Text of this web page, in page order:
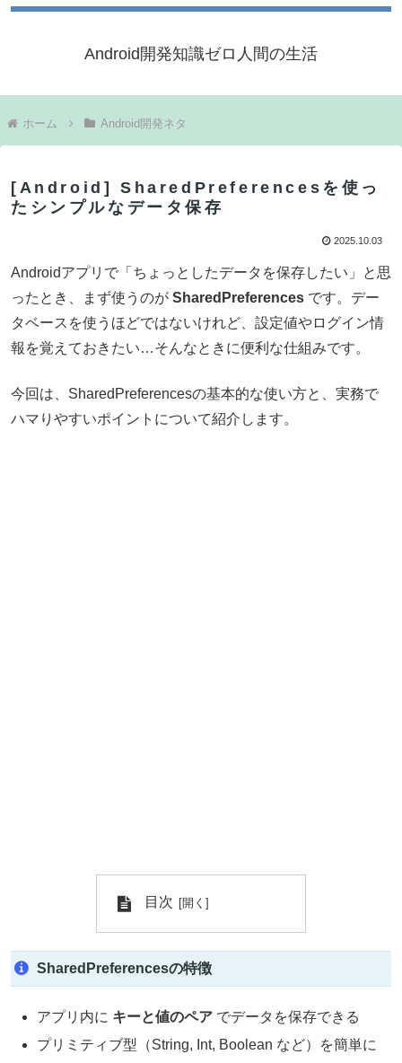
Android開発知識ゼロ人間の生活
ホーム Android開発ネタ
[Android] SharedPreferencesを使っ
たシンプルなデータ保存
2025.10.03
Androidアプリで「ちょっとしたデータを保存したい」と思
ったとき、まず使うのが SharedPreferences です。デー
タベースを使うほどではないけれど、設定値やログイン情
報を覚えておきたい…そんなときに便利な仕組みです。
今回は、SharedPreferencesの基本的な使い方と、実務で
ハマりやすいポイントについて紹介します。
目次
SharedPreferencesの特徴
アプリ内に キーと値のペア でデータを保存できる
プリミティブ型（String, Int, Boolean など）を簡単に